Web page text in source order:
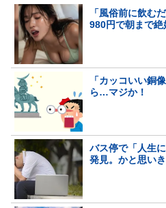
「風俗前に飲む
980円で朝まで絶
「カッコいい銅
ら…マジか！
バス停で「人生
発見。かと思い